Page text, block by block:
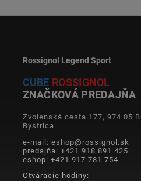
Rossignol Legend Sport
CUBE ROSSIGNOL
ZNAČKOVÁ PREDAJŇA
Zvolenská cesta 177, 974 05
Bystrica
e-mail: eshop@rossignol.sk
predajňa: +421 918 891 425
eshop: +421 917 781 754
Otváracie hodiny: